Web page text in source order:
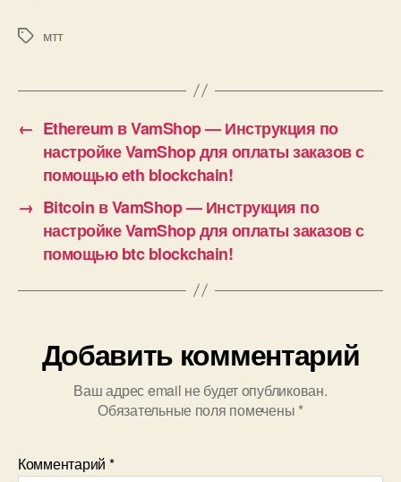
Меткимтт
← Ethereum в VamShop — Инструкция по
настройке VamShop для оплаты заказов с
помощью eth blockchain!
→ Bitcoin в VamShop — Инструкция по
настройке VamShop для оплаты заказов с
помощью btc blockchain!
Добавить комментарий
Ваш адрес email не будет опубликован.
Обязательные поля помечены *
Комментарий *